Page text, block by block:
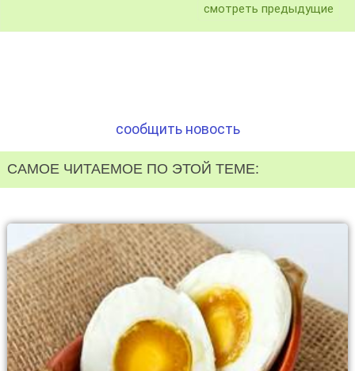
смотреть предыдущие
сообщить новость
САМОЕ ЧИТАЕМОЕ ПО ЭТОЙ ТЕМЕ: